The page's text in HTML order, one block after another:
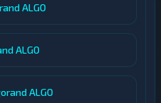
ALGO
ALGO
ALGO